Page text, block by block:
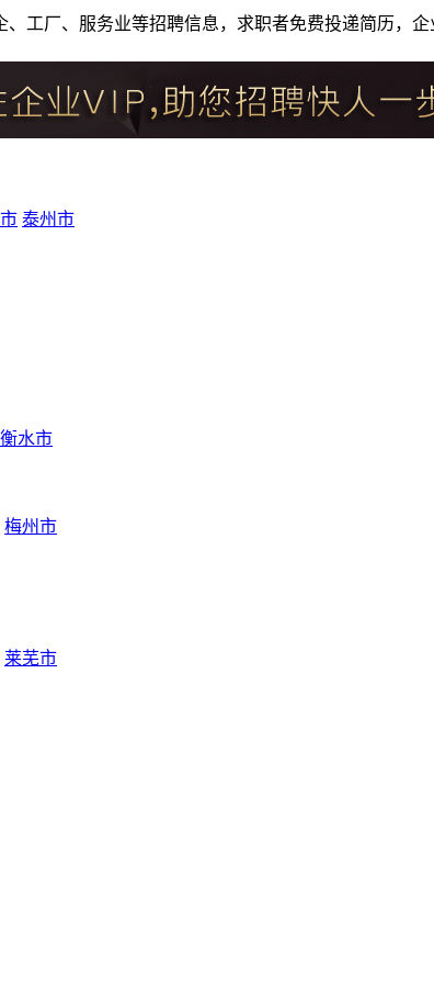
工厂、服务业等招聘信息，求职者免费投递简历，
泰州市
衡水市
梅州市
莱芜市